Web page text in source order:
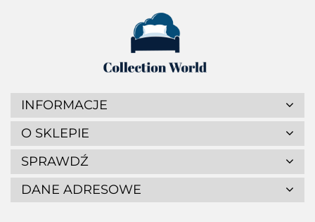
INFORMACJE
O SKLEPIE
SPRAWDŹ
DANE ADRESOWE